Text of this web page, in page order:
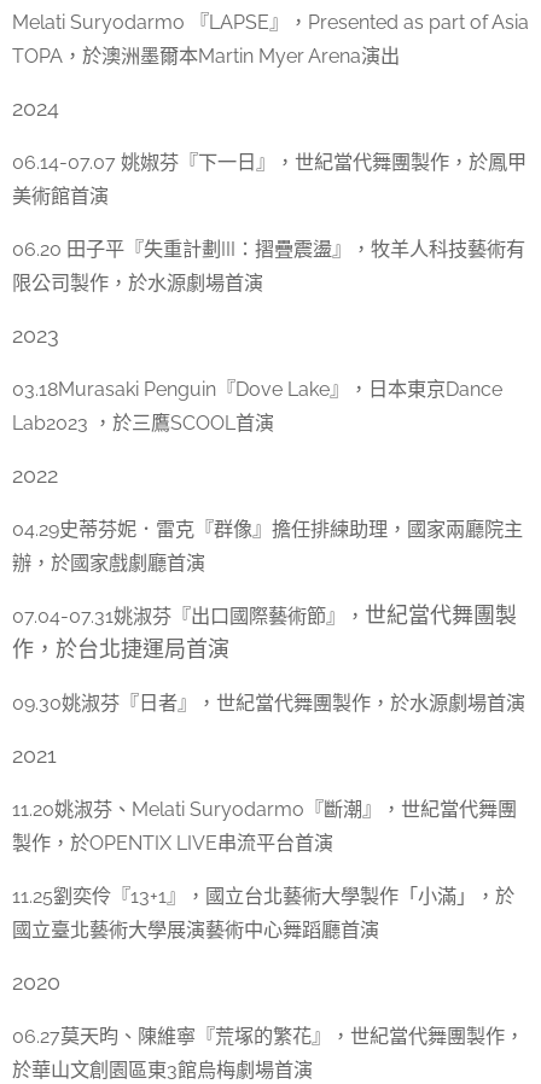
Melati Suryodarmo 『LAPSE』，Presented as part of Asia
TOPA，於澳洲墨爾本Martin Myer Arena演出
2024
06.14-07.07 姚婌芬『下一日』，世紀當代舞團製作，於鳳甲
美術館首演
06.20 田子平『失重計劃III：摺疊震盪』，牧羊人科技藝術有
限公司製作，於水源劇場首演
2023
03.18Murasaki Penguin『Dove Lake』，日本東京Dance
Lab2023 ，於三鷹SCOOL首演
2022
04.29史蒂芬妮．雷克『群像』擔任排練助理，國家兩廳院主
辦，於國家戲劇廳首演
07.04-07.31姚淑芬『出口國際藝術節』， 世紀當代舞團製
作，於台北捷運局首演
09.30姚淑芬『日者』，世紀當代舞團製作，於水源劇場首演
2021
11.20姚淑芬、Melati Suryodarmo『斷潮』，世紀當代舞團
製作，於OPENTIX LIVE串流平台首演
11.25劉奕伶『13+1』，國立台北藝術大學製作「小滿」，於
國立臺北藝術大學展演藝術中心舞蹈廳首演
2020
06.27莫天昀、陳維寧『荒塚的繁花』，世紀當代舞團製作，
於華山文創園區東3館烏梅劇場首演